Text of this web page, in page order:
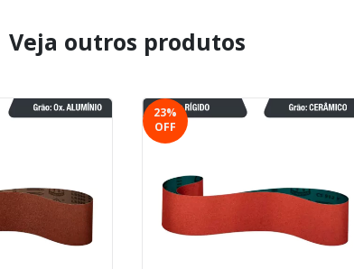
Veja outros produtos
23%
OFF